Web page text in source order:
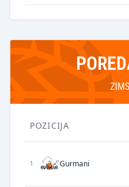
POZICIJA
1 Gurmani